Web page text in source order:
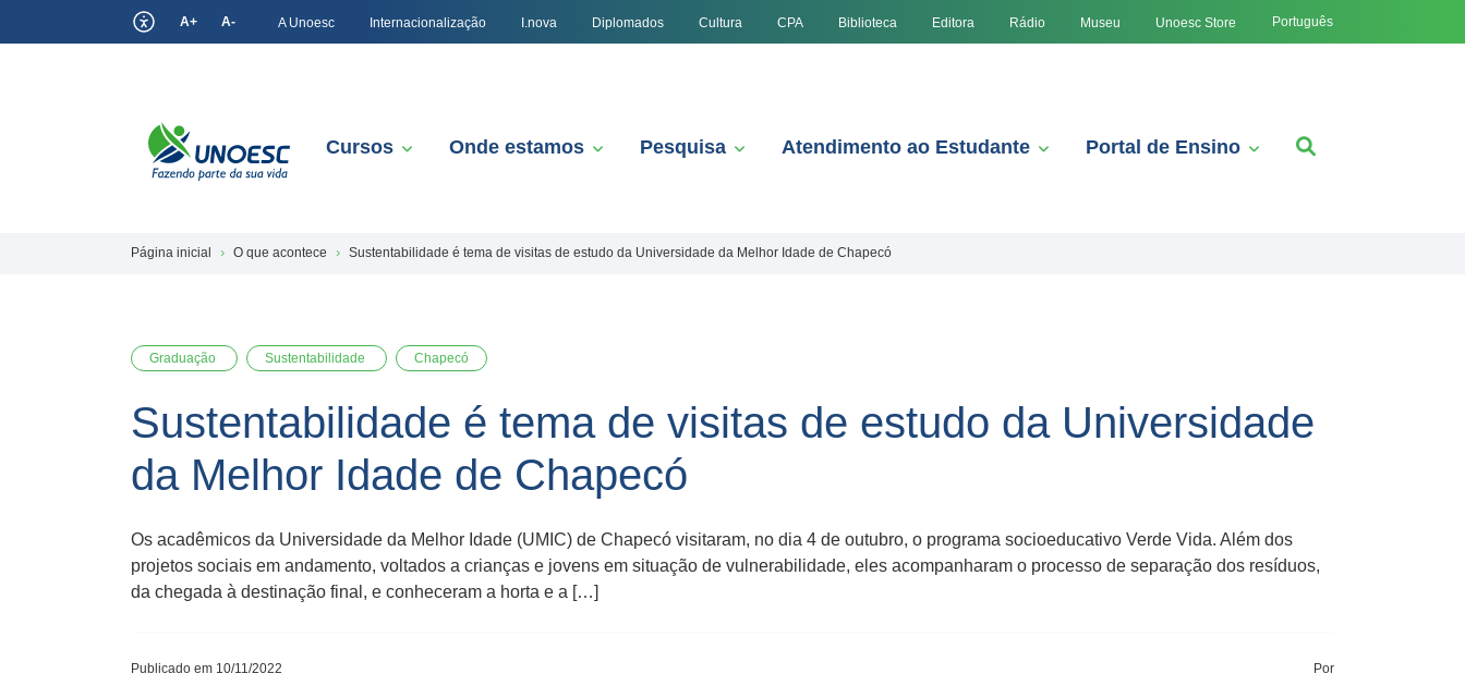
A+ A- A Unoesc Internacionalização I.nova Diplomados Cultura CPA Biblioteca Editora Rádio Museu Unoesc Store Português
Cursos Onde estamos Pesquisa Atendimento ao Estudante Portal de Ensino
Página inicial O que acontece Sustentabilidade é tema de visitas de estudo da Universidade da Melhor Idade de Chapecó
Graduação Sustentabilidade Chapecó
Sustentabilidade é tema de visitas de estudo da Universidade
da Melhor Idade de Chapecó
Os acadêmicos da Universidade da Melhor Idade (UMIC) de Chapecó visitaram, no dia 4 de outubro, o programa socioeducativo Verde Vida. Além dos
projetos sociais em andamento, voltados a crianças e jovens em situação de vulnerabilidade, eles acompanharam o processo de separação dos resíduos,
da chegada à destinação final, e conheceram a horta e a […]
Publicado em 10/11/2022 Por